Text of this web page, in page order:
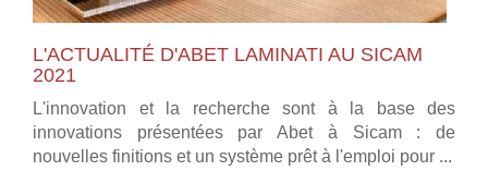
L'ACTUALITÉ D'ABET LAMINATI AU SICAM
2021
L'innovation et la recherche sont à la base des
innovations présentées par Abet à Sicam : de
nouvelles finitions et un système prêt à l'emploi pour ...